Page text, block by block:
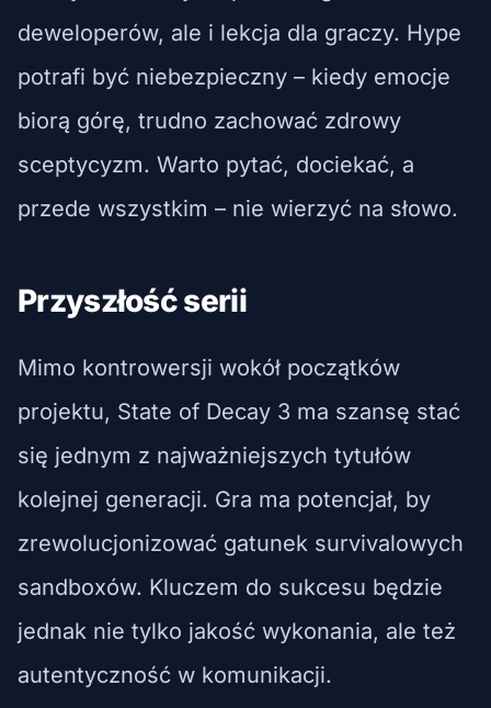
deweloperów, ale i lekcja dla graczy. Hype
potrafi być niebezpieczny – kiedy emocje
biorą górę, trudno zachować zdrowy
sceptycyzm. Warto pytać, dociekać, a
przede wszystkim – nie wierzyć na słowo.
Przyszłość serii
Mimo kontrowersji wokół początków
projektu, State of Decay 3 ma szansę stać
się jednym z najważniejszych tytułów
kolejnej generacji. Gra ma potencjał, by
zrewolucjonizować gatunek survivalowych
sandboxów. Kluczem do sukcesu będzie
jednak nie tylko jakość wykonania, ale też
autentyczność w komunikacji.